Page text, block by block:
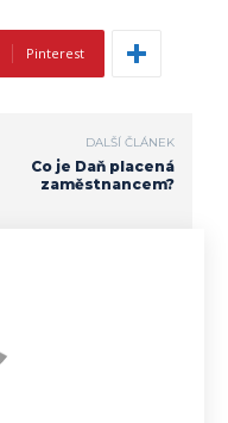
Pinterest
DALŠÍ ČLÁNEK
Co je Daň placená
zaměstnancem?